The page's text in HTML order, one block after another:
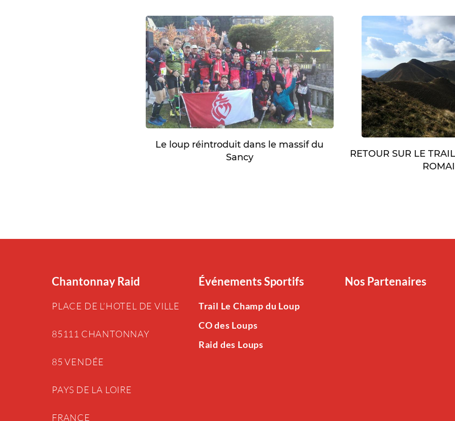
Le loup réintroduit dans le massif du
Sancy
RETOUR SUR LE
Chantonnay Raid
PLACE DE L’HOTEL DE VILLE
85111 CHANTONNAY
85 VENDÉE
PAYS DE LA LOIRE
FRANCE
Événements Sportifs
Trail Le Champ du Loup
CO des Loups
Raid des Loups
Nos Partenaires